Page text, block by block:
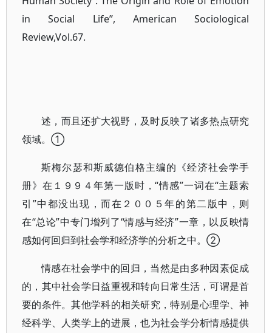
in Social Life”, American Sociological
Review,Vol.67.
述，而且还扩大视野，及时反映了诸多热点研究
领域。①
斯梅尔瑟和斯威德伯格主编的《经济社会学手
册》在１９９４年第一版时，“情感”一词在“主题索
引”中都没出现，而在２００５年的第二版中，则
在“总论”中专门增列了“情感与经济”一章，以反映情
感如何回归到社会学和经济学的分析之中。②
情感在社会学中的回归，当然是由多种因素促成
的，其中社会学日益重视和转向日常生活，可谓是首
要的条件。其他学科的相关研究，特别是心理学、神
经科学、人类学上的进展，也为社会学分析情感提供